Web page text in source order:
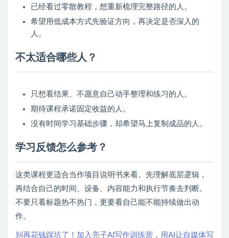
已经看过零散教程，想重新梳理完整路径的人。
希望用低成本方式先验证方向，再决定是否深入的
人。
不太适合哪些人？
只想看结果、不愿意自己动手整理和练习的人。
期待课程承诺固定收益的人。
没有时间学习基础步骤，却希望马上复制成品的人。
学习反馈怎么参考？
这类课程更适合当作项目说明书来看。先理解底层逻辑，
再结合自己的时间、设备、内容能力和执行节奏去判断。
不要只看标题热不热门，更要看自己能不能持续做出动
作。
别再花钱踩坑了！加入亮子AI写作训练营，用AI让自媒体写